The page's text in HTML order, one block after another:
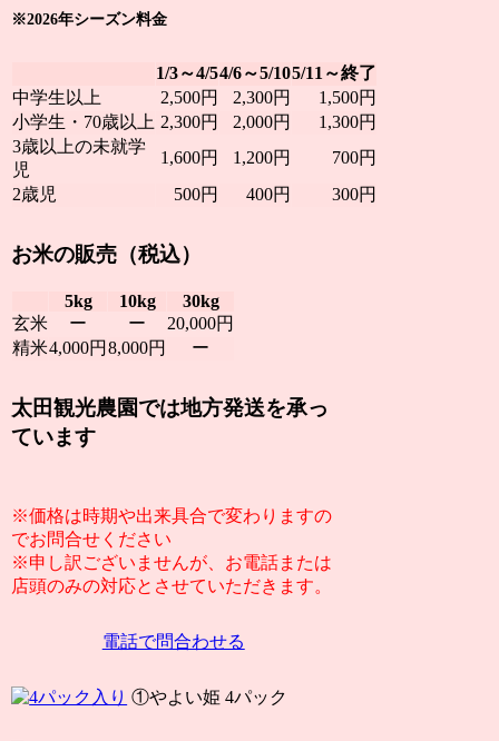
※2026年シーズン料金
1/3～4/54/6～5/105/11～終了
中学生以上
2,500円 2,300円
1,500円
小学生・70歳以上 2,300円 2,000円
1,300円
3歳以上の未就学
児
1,600円 1,200円
700円
2歳児
500円 400円 300円
お米の販売（税込）
5kg 10kg
30kg
玄米
ー ー
20,000円
精米4,000円 8,000円 ー
太田観光農園では地方発送を承っ
ています
※価格は時期や出来具合で変わりますの
でお問合せください
※申し訳ございませんが、お電話または
店頭のみの対応とさせていただきます。
電話で問合わせる
①やよい姫 4パック